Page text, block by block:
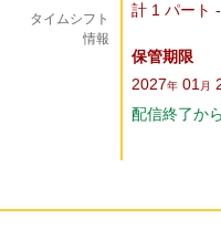
タイムシフト
情報
計 1 パート
保管期限
2027年 01月
配信終了から